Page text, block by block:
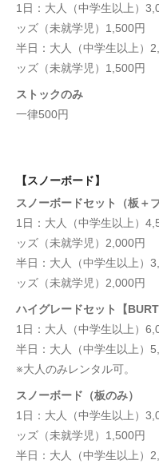
1日：大人（中学生以上）
ッズ（未就学児）1,500円
半日：大人（中学生以上）
ッズ（未就学児）1,500円
ストックのみ
一律500円
【スノーボード】
スノーボードセット（板＋
1日：大人（中学生以上）
ッズ（未就学児）2,000円
半日：大人（中学生以上）
ッズ（未就学児）2,000円
ハイグレードセット【
1日：大人（中学生以上）
半日：大人（中学生以上）
※大人のみレンタル可。
スノーボード（板のみ）
1日：大人（中学生以上）
ッズ（未就学児）1,500円
半日：大人（中学生以上）